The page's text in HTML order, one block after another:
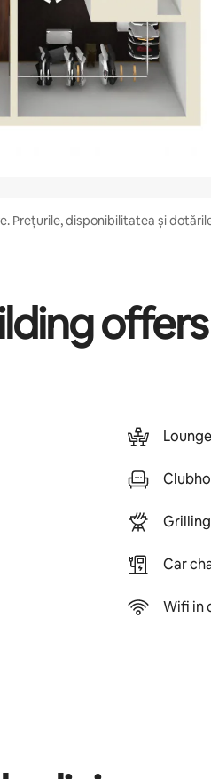
Prețurile, disponibilitatea și
offers
Lounge
Car
Wifi in